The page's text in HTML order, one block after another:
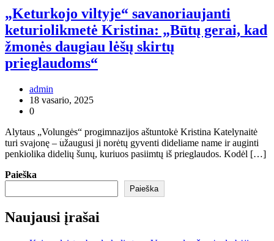
„Keturkojo viltyje“ savanoriaujanti
keturiolikmetė Kristina: „Būtų gerai, kad
žmonės daugiau lėšų skirtų
prieglaudoms“
admin
18 vasario, 2025
0
Alytaus „Volungės“ progimnazijos aštuntokė Kristina Katelynaitė
turi svajonę – ؘužaugusi ji norėtų gyventi dideliame name ir auginti
penkiolika didelių šunų, kuriuos pasiimtų iš prieglaudos. Kodėl […]
Paieška
Paieška
Naujausi įrašai